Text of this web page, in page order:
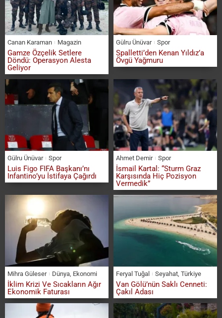
Canan Karaman Magazin
Gamze Özçelik Setlere
Döndü: Operasyon Alesta
Geliyor
Gülru Ünüvar Spor
Spalletti’den Kenan Yıldız’a
Övgü Yağmuru
Gülru Ünüvar Spor
Luis Figo FIFA Başkanı’nı
Infantino’yu İstifaya Çağırdı
Ahmet Demir Spor
İsmail Kartal: “Sturm Graz
Karşısında Hiç Pozisyon
Vermedik”
Mihra Güleser Dünya, Ekonomi
İklim Krizi Ve Sıcakların Ağır
Ekonomik Faturası
Feryal Tuğal Seyahat, Türkiye
Van Gölü’nün Saklı Cenneti:
Çakıl Adası